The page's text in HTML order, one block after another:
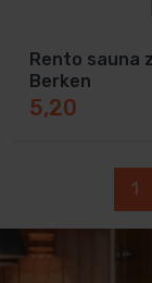
Rento sauna
Berken
5,20
1